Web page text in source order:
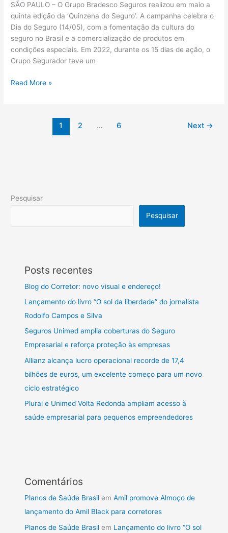
SÃO PAULO – O Grupo Bradesco Seguros realizou em maio a
quinta edição da ‘Quinzena do Seguro’. A campanha celebra o
Dia do Seguro (14/05), com a fomentação da cultura do
seguro no Brasil e a comercialização de produtos em
condições especiais. Em 2022, durante os 15 dias de ação, o
Grupo Segurador teve um
Read More »
1 2 … 6 Next →
Pesquisar
Pesquisar
Posts recentes
Blog do Corretor: novo visual e endereço!
Lançamento do livro “O sol da liberdade” do jornalista
Rodolfo Campos e Silva
Seguros Unimed amplia coberturas do Seguro
Empresarial e reforça proteção às empresas
Allianz alcança lucro operacional recorde de 17,4
bilhões de euros, um excelente começo para um novo
ciclo estratégico
Plural e Unimed Volta Redonda ampliam acesso à
saúde empresarial para pequenos empreendedores
Comentários
Planos de Saúde Brasil emAmil promove Almoço de
lançamento do Amil Black para corretores
Planos de Saúde Brasil em Lançamento do livro “O sol